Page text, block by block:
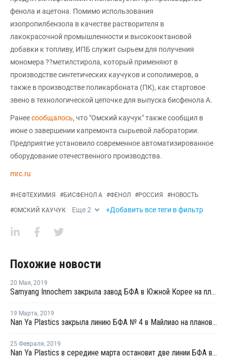
фенола и ацетона. Помимо использования
изопропилбензола в качестве растворителя в
лакокрасочной промышленности и высокооктановой
добавки к топливу, ИПБ служит сырьем для получения
мономера ??метилстирола, который применяют в
производстве синтетических каучуков и сополимеров, а
также в производстве поликарбоната (ПК), как стартовое
звено в технологической цепочке для выпуска бисфенола А.
Ранеесообщалось, что "Омский каучук" также сообщил в
июне о завершении капремонта сырьевой лаборатории.
Предприятие установило современное автоматизированное
оборудование отечественного производства.
mrc.ru
#НЕФТЕХИМИЯ #БИСФЕНОЛ А #ФЕНОЛ #РОССИЯ #НОВОСТЬ
#ОМСКИЙ КАУЧУК Еще2 +Добавить все теги в фильтр
Похожие новости
20 Мая, 2019
Samyang Innochem закрыла завод БФА в Южной Корее на плановый ремонт
19 Марта, 2019
Nan Ya Plastics закрыла линию БФА № 4 в Майлиао на плановый ремонт
25 Февраля, 2019
Nan Ya Plastics в середине марта остановит две линии БФА в Майлиао на ремонт